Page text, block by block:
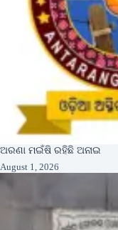
ଅରଣା ମଇଁଷି ରହିଛି ଅନାଇ
August 1, 2026